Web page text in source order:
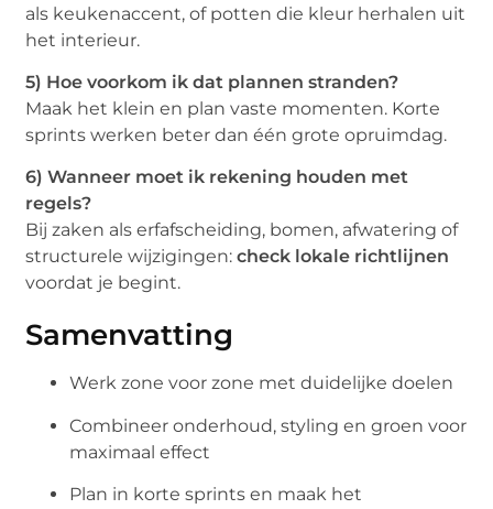
als keukenaccent, of potten die kleur herhalen uit
het interieur.
5) Hoe voorkom ik dat plannen stranden?
Maak het klein en plan vaste momenten. Korte
sprints werken beter dan één grote opruimdag.
6) Wanneer moet ik rekening houden met
regels?
Bij zaken als erfafscheiding, bomen, afwatering of
structurele wijzigingen:check lokale richtlijnen
voordat je begint.
Samenvatting
Werk zone voor zone met duidelijke doelen
Combineer onderhoud, styling en groen voor
maximaal effect
Plan in korte sprints en maak het